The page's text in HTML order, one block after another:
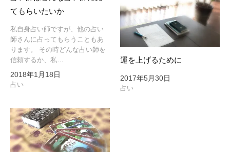
てもらいたいか
私自身占い師ですが、他の占い
師さんに占ってもらうこともあ
ります。 その時どんな占い師を
信頼するか、私…
2018年1月18日
占い
運を上げるために
2017年5月30日
占い